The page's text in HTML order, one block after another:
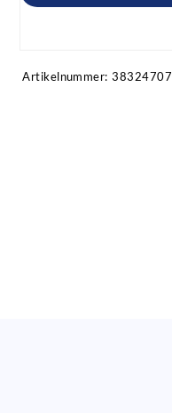
Artikelnummer: 38324707